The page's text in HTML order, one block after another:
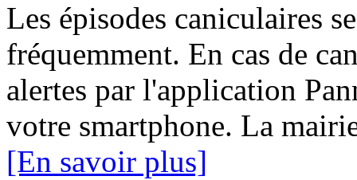
Les épisodes caniculaires
fréquemment. En cas de
alertes par l'application
votre smartphone. La
[En savoir plus]